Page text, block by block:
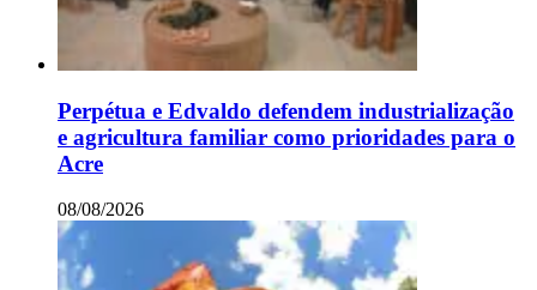
Perpétua e Edvaldo defendem industrialização
e agricultura familiar como prioridades para o
Acre
08/08/2026